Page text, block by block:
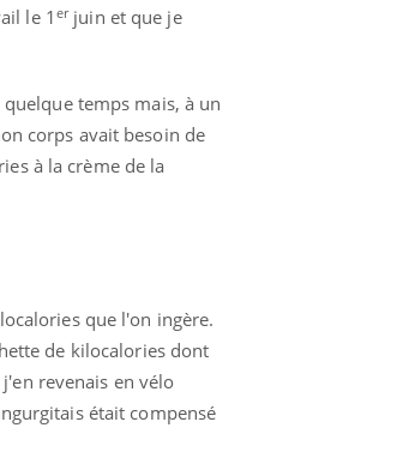
le 1 erjuin et que je
temps mais, à un
corps avait besoin de
à la crème de la
que l'on ingère.
de kilocalories dont
revenais en vélo
était compensé